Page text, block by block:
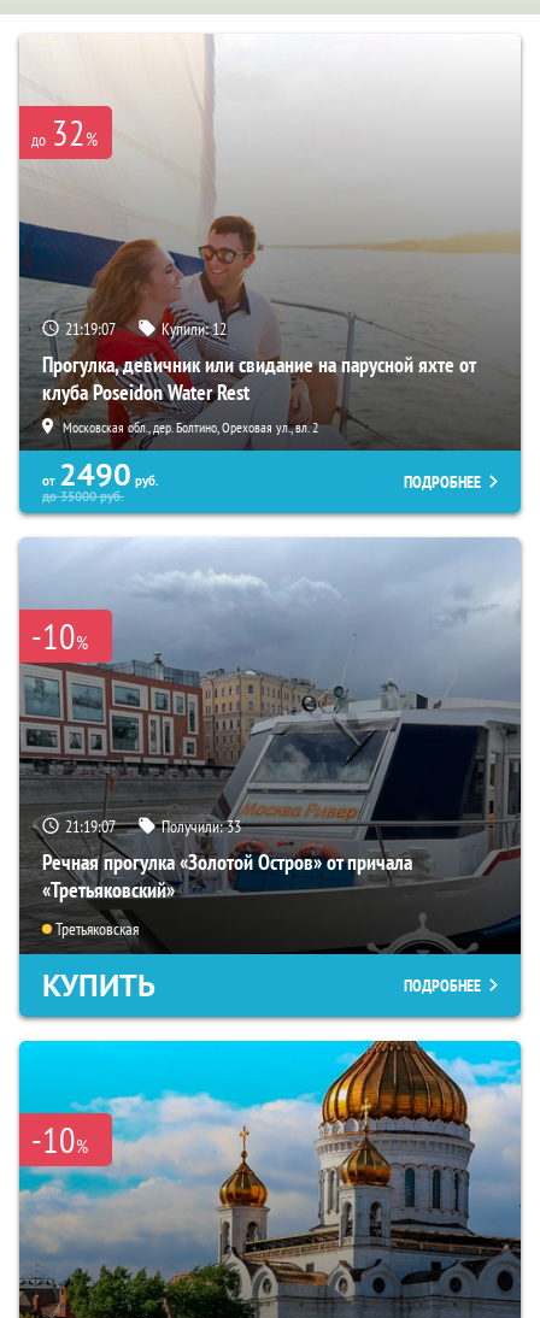
до 32%
21:19:06 Купили:12
Прогулка, девичник или свидание на парусной яхте от
клуба Poseidon Water Rest
Московская обл., дер. Болтино, Ореховая ул., вл. 2
от 2490 руб.
до35000руб.
ПОДРОБНЕЕ
-10%
21:19:06 Получили:33
Речная прогулка «Золотой Остров» от причала
«Третьяковский»
Третьяковская
КУПИТЬ ПОДРОБНЕЕ
-10%